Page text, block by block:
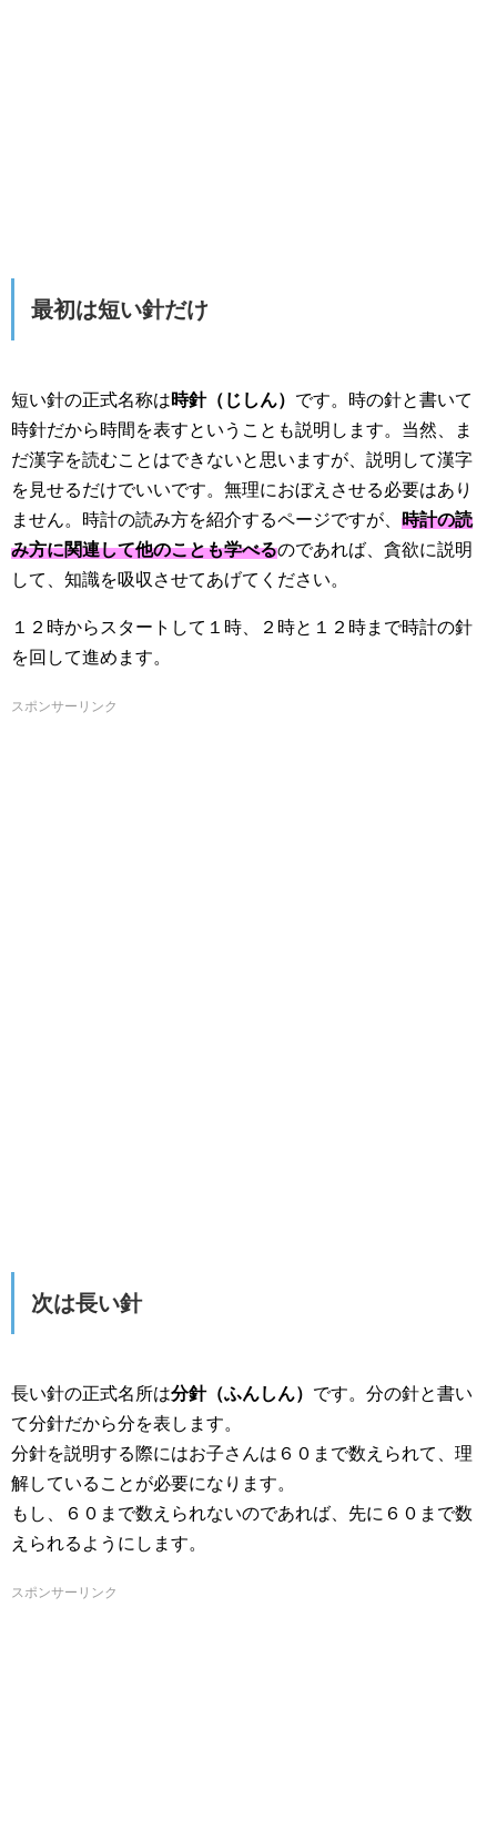
最初は短い針だけ
短い針の正式名称は時針（じしん） です。時の針と書いて
時針だから時間を表すということも説明します。当然、ま
だ漢字を読むことはできないと思いますが、説明して漢字
を見せるだけでいいです。無理におぼえさせる必要はあり
ません。時計の読み方を紹介するページですが、 時計の読
み方に関連して他のことも学べるのであれば、貪欲に説明
して、知識を吸収させてあげてください。
１２時からスタートして１時、２時と１２時まで時計の針
を回して進めます。
スポンサーリンク
次は長い針
長い針の正式名所は分針（ふんしん） です。分の針と書い
て分針だから分を表します。
分針を説明する際にはお子さんは６０まで数えられて、理
解していることが必要になります。
もし、６０まで数えられないのであれば、先に６０まで数
えられるようにします。
スポンサーリンク